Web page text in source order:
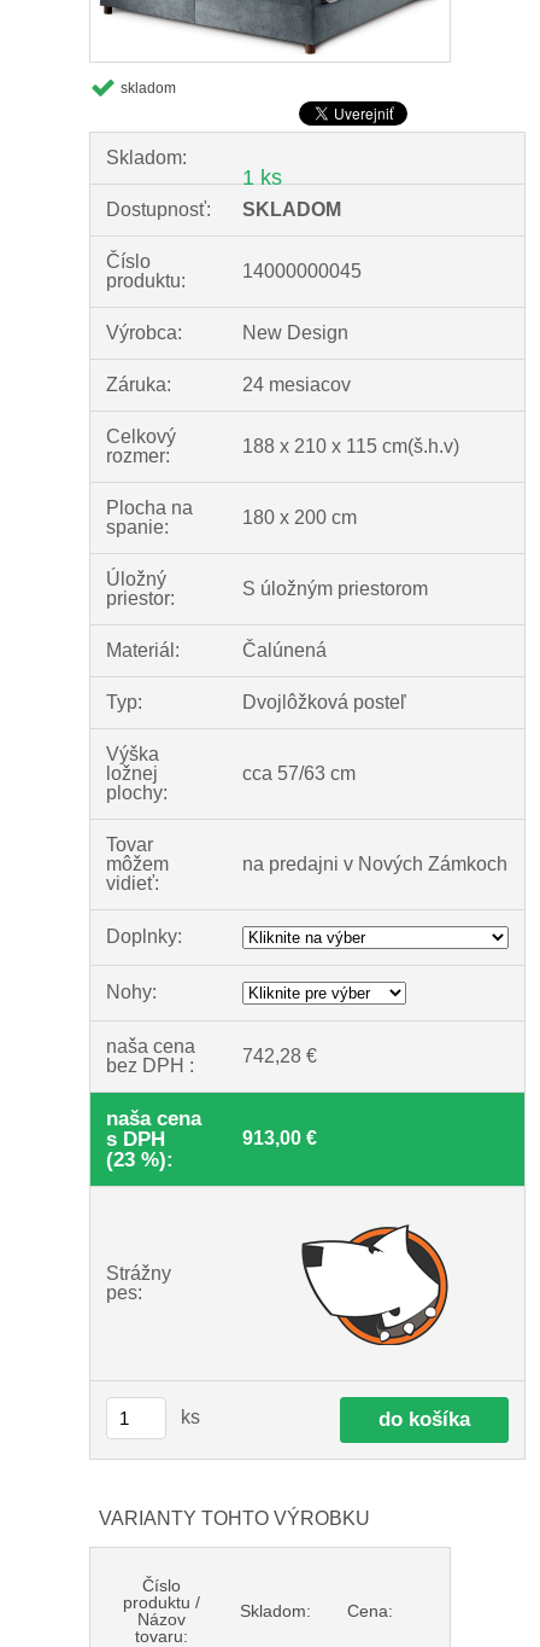
skladom
Skladom:
1 ks
Dostupnosť: SKLADOM
Číslo
produktu:
14000000045
Výrobca: New Design
Záruka: 24 mesiacov
Celkový
rozmer:
188 x 210 x 115 cm(š.h.v)
Plocha na
spanie:
180 x 200 cm
Úložný
priestor:
S úložným priestorom
Materiál: Čalúnená
Typ: Dvojlôžková posteľ
Výška
ložnej
plochy:
cca 57/63 cm
Tovar
môžem
vidieť:
na predajni v Nových Zámkoch
Doplnky:
Nohy:
naša cena
bez DPH :
742,28 €
naša cena
s DPH
(23 %):
913,00 €
Strážny
pes:
ks
VARIANTY TOHTO VÝROBKU
Číslo
produktu /
Názov
tovaru:
Skladom: Cena: